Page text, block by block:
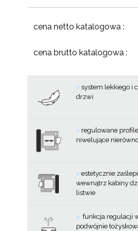
cena netto katalogowa :
cena brutto katalogowa :
>system lekkiego i
drzwi
> regulowane
niwelujące
>estetycznie
wewnątrz kabiny
listwie
> funkcja regulacji
podwójnie